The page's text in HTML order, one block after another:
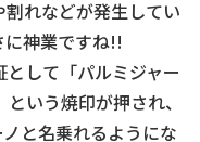
れなどが発生してい
に神業ですね!!
して「パルミジャー
いう焼印が押され、
と名乗れるようにな